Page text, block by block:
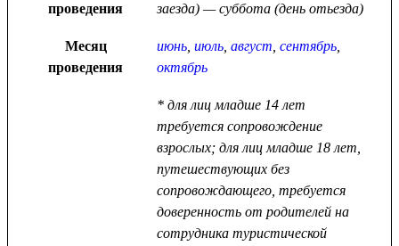
проведения
заезда) — суббота (день отьезда)
Месяц
проведения
июнь июль август сентябрь
октябрь
* для лиц младше 14 лет
требуется сопровождение
взрослых; для лиц младше 18 лет,
путешествующих без
сопровождающего, требуется
доверенность от родителей на
сотрудника туристической